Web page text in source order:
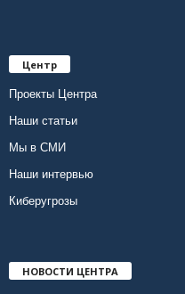
Центр
Проекты Центра
Наши статьи
Мы в СМИ
Наши интервью
Киберугрозы
НОВОСТИ ЦЕНТРА